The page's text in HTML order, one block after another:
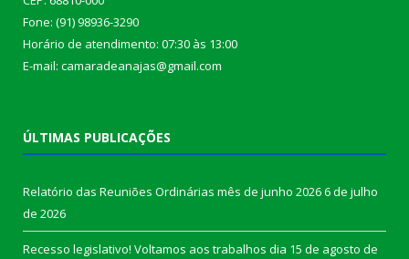
Fone: (91) 98936-3290
Horário de atendimento: 07:30 às 13:00
E-mail: camaradeanajas@gmail.com
ÚLTIMAS PUBLICAÇÕES
Relatório das Reuniões Ordinárias mês de junho 20266 de julho
de 2026
Recesso legislativo! Voltamos aos trabalhos dia 15 de agosto de